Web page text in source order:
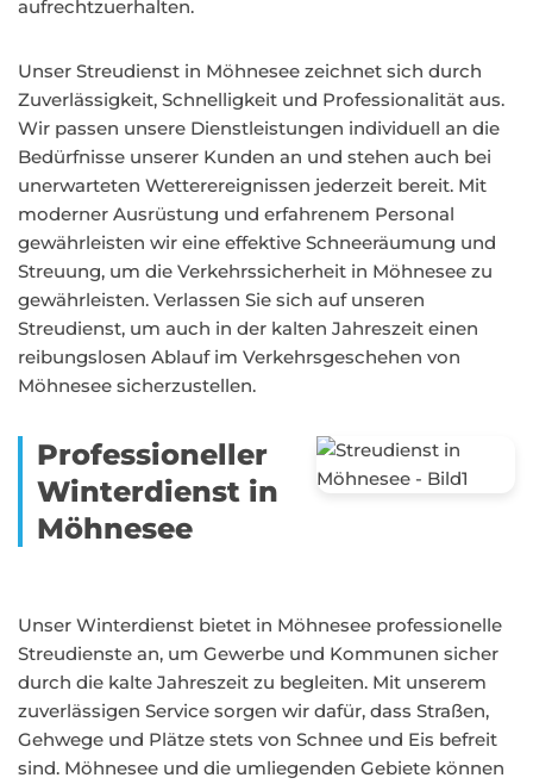
aufrechtzuerhalten.
Unser Streudienst in Möhnesee zeichnet sich durch
Zuverlässigkeit, Schnelligkeit und Professionalität aus.
Wir passen unsere Dienstleistungen individuell an die
Bedürfnisse unserer Kunden an und stehen auch bei
unerwarteten Wetterereignissen jederzeit bereit. Mit
moderner Ausrüstung und erfahrenem Personal
gewährleisten wir eine effektive Schneeräumung und
Streuung, um die Verkehrssicherheit in Möhnesee zu
gewährleisten. Verlassen Sie sich auf unseren
Streudienst, um auch in der kalten Jahreszeit einen
reibungslosen Ablauf im Verkehrsgeschehen von
Möhnesee sicherzustellen.
Professioneller
Winterdienst in
Möhnesee
Unser Winterdienst bietet in Möhnesee professionelle
Streudienste an, um Gewerbe und Kommunen sicher
durch die kalte Jahreszeit zu begleiten. Mit unserem
zuverlässigen Service sorgen wir dafür, dass Straßen,
Gehwege und Plätze stets von Schnee und Eis befreit
sind. Möhnesee und die umliegenden Gebiete können